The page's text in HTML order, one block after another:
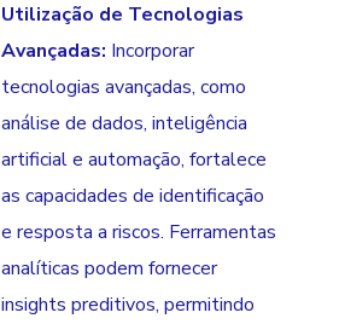
Utilização de Tecnologias
Avançadas: Incorporar
tecnologias avançadas, como
análise de dados, inteligência
artificial e automação, fortalece
as capacidades de identificação
e resposta a riscos. Ferramentas
analíticas podem fornecer
insights preditivos, permitindo